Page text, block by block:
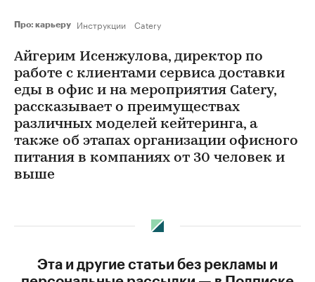
Про: карьеру Инструкции Catery
Айгерим Исенжулова, директор по
работе с клиентами сервиса доставки
еды в офис и на мероприятия Catery,
рассказывает о преимуществах
различных моделей кейтеринга, а
также об этапах организации офисного
питания в компаниях от 30 человек и
выше
Эта и другие статьи без рекламы и